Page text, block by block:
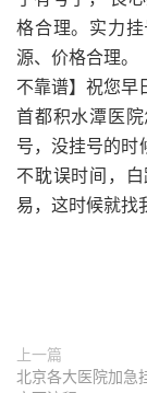
格合理。实力
源、价格合理。
不靠谱】祝您早
首都积水潭医
号，没挂号的时
不耽误时间，
易，这时候就找
上一篇
北京各大医院加急